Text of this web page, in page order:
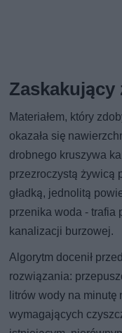
Zaskakujący
Materiałem, który
okazała się
drobnego kruszywa
przezroczystą żywicą
gładką, jednolitą
przenika woda - trafia
kanalizacji burzowej.
Algorytm docenił
rozwiązania:
litrów wody na
wymagających